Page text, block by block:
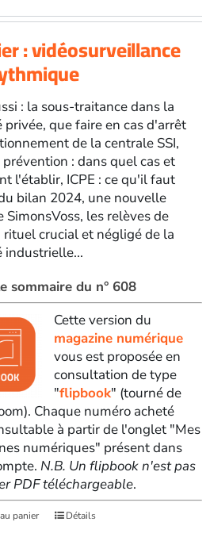
: vidéosurveillance
: la sous-traitance dans la
privée, que faire en cas d'arrêt
de la centrale SSI,
: dans quel cas et
l'établir, ICPE : ce qu'il faut
bilan 2024, une nouvelle
SimonsVoss, les relèves de
rituel crucial et négligé de la
industrielle...
sommaire du n° 608
Cette version du
magazine numérique
vous est proposée en
consultation de type
"flipbook" (tourné de
Chaque numéro acheté
à partir de l'onglet "Mes
numériques" présent dans
N.B. Un flipbook n'est pas
PDF téléchargeable.
panier Détails